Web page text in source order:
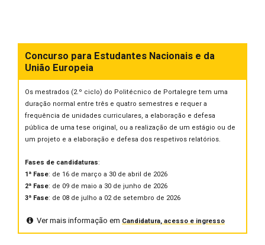
Concurso para Estudantes Nacionais e da
União Europeia
Os mestrados (2.º ciclo) do Politécnico de Portalegre tem uma
duração normal entre três e quatro semestres e requer a
frequência de unidades curriculares, a elaboração e defesa
pública de uma tese original, ou a realização de um estágio ou de
um projeto e a elaboração e defesa dos respetivos relatórios.
Fases de candidaturas:
1ª Fase: de 16 de março a 30 de abril de 2026
2ª Fase: de 09 de maio a 30 de junho de 2026
3ª Fase: de 08 de julho a 02 de setembro de 2026
Ver mais informação em Candidatura, acesso e ingresso